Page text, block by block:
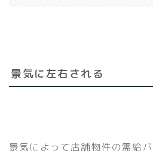
景気に左右される
景気によって店舗物件の需給